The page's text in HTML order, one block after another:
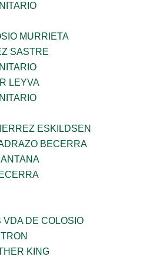
MURRIETA
SASTRE
LEYVA
ESKILDSEN
BECERRA
VDA DE COLOSIO
KING